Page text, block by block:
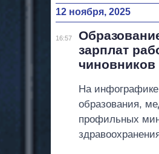
12 ноября, 2025
16:57
зарплат
чиновников
На
образования,
профильных